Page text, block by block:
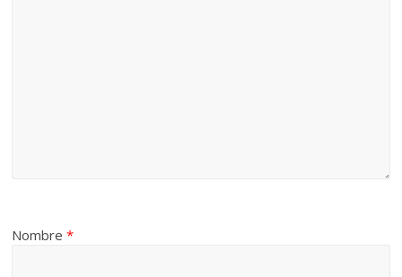
Nombre*